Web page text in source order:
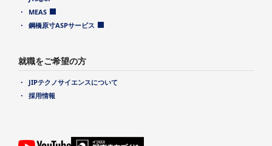
MEAS
鋼橋原寸ASPサービス
就職をご希望の方
JIPテクノサイエンスについて
採用情報